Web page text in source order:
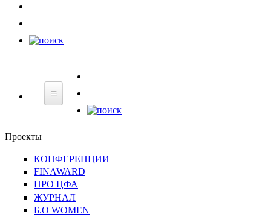
НЕ
Регуляторика
Проекты
КОНФЕРЕНЦИИ
FINAWARD
ПРО ЦФА
ЖУРНАЛ
Б.О WOMEN